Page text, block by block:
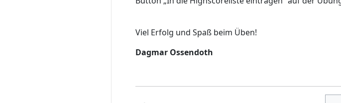
Viel Erfolg und Spaß beim Üben!
Dagmar Ossendoth